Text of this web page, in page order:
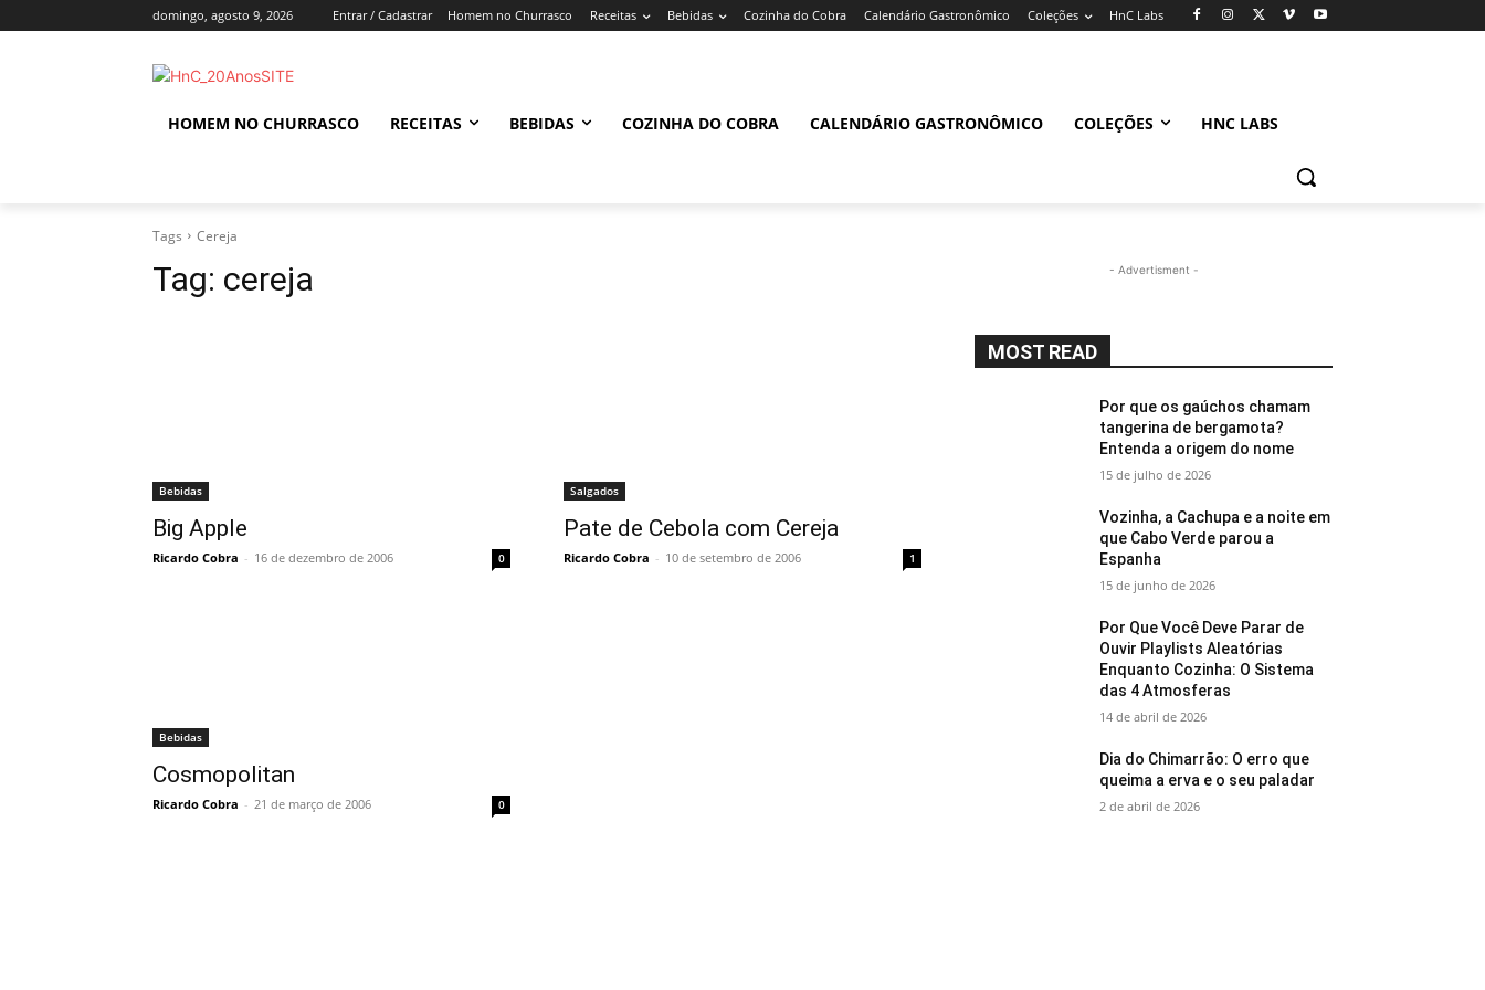
domingo, agosto 9, 2026 Entrar / Cadastrar Homem no Churrasco Receitas Bebidas Cozinha do Cobra Calendário Gastronômico Coleções HnC Labs
HOMEM NO CHURRASCO RECEITAS BEBIDAS COZINHA DO COBRA CALENDÁRIO GASTRONÔMICO COLEÇÕES HNC LABS
Tags Cereja
Tag: cereja
Bebidas
Big Apple
Ricardo Cobra - 16 de dezembro de 2006 0
Salgados
Pate de Cebola com Cereja
Ricardo Cobra - 10 de setembro de 2006 1
Bebidas
Cosmopolitan
Ricardo Cobra - 21 de março de 2006 0
- Advertisment -
MOST READ
Por que os gaúchos chamam
tangerina de bergamota?
Entenda a origem do nome
15 de julho de 2026
Vozinha, a Cachupa e a noite em
que Cabo Verde parou a
Espanha
15 de junho de 2026
Por Que Você Deve Parar de
Ouvir Playlists Aleatórias
Enquanto Cozinha: O Sistema
das 4 Atmosferas
14 de abril de 2026
Dia do Chimarrão: O erro que
queima a erva e o seu paladar
2 de abril de 2026